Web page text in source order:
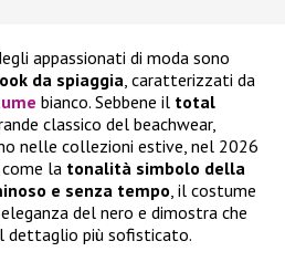
appassionati di moda sono
da spiaggia , caratterizzati da
bianco. Sebbene il total
classico del beachwear,
nelle collezioni estive, nel 2026
la tonalità simbolo della
e senza tempo , il costume
del nero e dimostra che
dettaglio più sofisticato.